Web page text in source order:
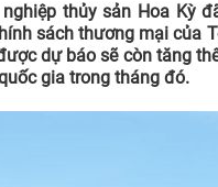
nghiệp thủy sản Hoa Kỳ
sách thương mại của
dự báo sẽ còn tăng
gia trong tháng đó.